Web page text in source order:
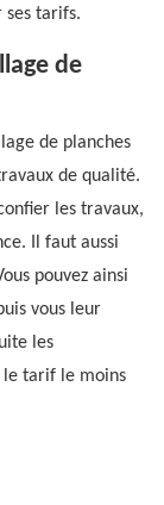
ses tarifs.
de
de planches
de qualité.
les travaux,
Il faut aussi
pouvez ainsi
vous leur
les
le tarif le moins